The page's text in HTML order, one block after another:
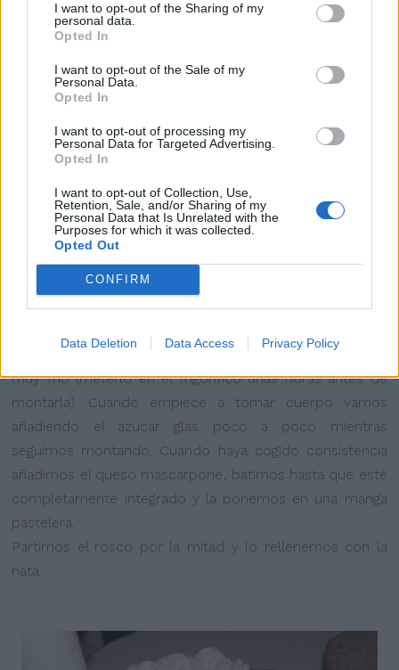
I want to opt-out of the Sharing of my
personal data.
Opted In
I want to opt-out of the Sale of my
Personal Data.
Opted In
I want to opt-out of processing my
Personal Data for Targeted Advertising.
Opted In
I want to opt-out of Collection, Use,
Retention, Sale, and/or Sharing of my
Personal Data that Is Unrelated with the
Purposes for which it was collected.
Opted Out
CONFIRM
Data Deletion Data Access Privacy Policy
Montamos la nata muy fría en un recipiente también
muy frío (meterlo en el frigorífico unas horas antes de
montarla). Cuando empiece a tomar cuerpo vamos
añadiendo el azúcar glas poco a poco mientras
seguimos montando. Cuando haya cogido consistencia
añadimos el queso mascarpone, batimos hasta que esté
completamente integrado y la ponemos en una manga
pastelera.
Partimos el rosco por la mitad y lo rellenemos con la
nata.